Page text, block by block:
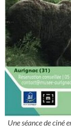
Une séance de ciné